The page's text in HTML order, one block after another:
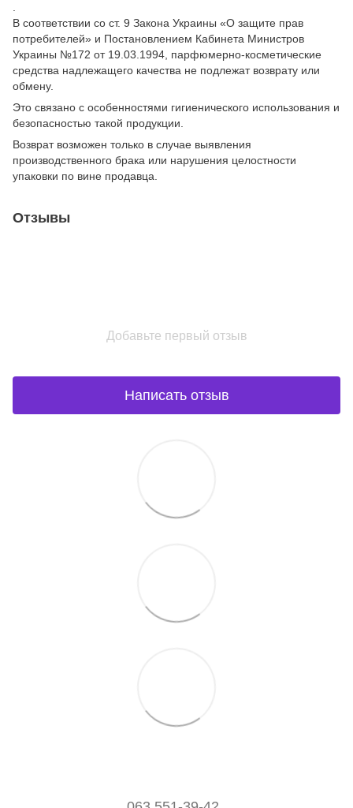
.
В соответствии со ст. 9 Закона Украины «О защите прав
потребителей» и Постановлением Кабинета Министров
Украины №172 от 19.03.1994, парфюмерно-косметические
средства надлежащего качества не подлежат возврату или
обмену.
Это связано с особенностями гигиенического использования и
безопасностью такой продукции.
Возврат возможен только в случае выявления
производственного брака или нарушения целостности
упаковки по вине продавца.
Отзывы
Добавьте первый отзыв
Написать отзыв